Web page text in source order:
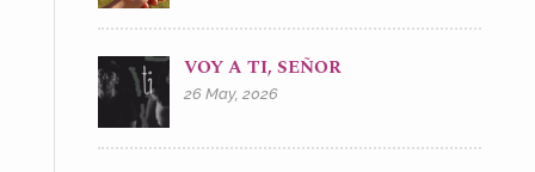
VOY A TI, SEÑOR
26 May, 2026